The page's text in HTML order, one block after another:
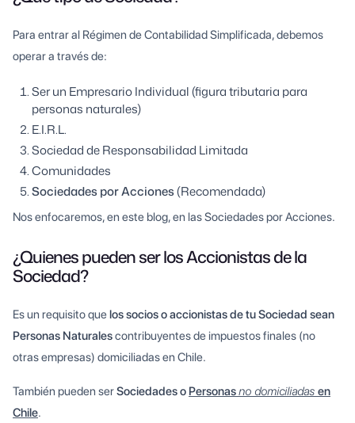
Para entrar al Régimen de Contabilidad Simplificada, debemos
operar a través de:
Ser un Empresario Individual (figura tributaria para
personas naturales)
E.I.R.L.
Sociedad de Responsabilidad Limitada
Comunidades
Sociedades por Acciones(Recomendada)
Nos enfocaremos, en este blog, en las Sociedades por Acciones.
¿Quienes pueden ser los Accionistas de la
Sociedad?
Es un requisito quelos socios o accionistas de tu Sociedad sean
Personas Naturalescontribuyentes de impuestos finales (no
otras empresas) domiciliadas en Chile.
También pueden serSociedades o Personasno domiciliadas en
Chile.